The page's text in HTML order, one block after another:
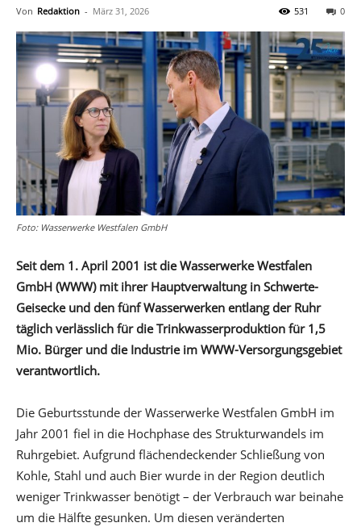
Von Redaktion - März 31, 2026 0
531
Foto: Wasserwerke Westfalen GmbH
Seit dem 1. April 2001 ist die Wasserwerke Westfalen
GmbH (WWW) mit ihrer Hauptverwaltung in Schwerte-
Geisecke und den fünf Wasserwerken entlang der Ruhr
täglich verlässlich für die Trinkwasserproduktion für 1,5
Mio. Bürger und die Industrie im WWW-Versorgungsgebiet
verantwortlich.
Die Geburtsstunde der Wasserwerke Westfalen GmbH im
Jahr 2001 fiel in die Hochphase des Strukturwandels im
Ruhrgebiet. Aufgrund flächendeckender Schließung von
Kohle, Stahl und auch Bier wurde in der Region deutlich
weniger Trinkwasser benötigt – der Verbrauch war beinahe
um die Hälfte gesunken. Um diesen veränderten